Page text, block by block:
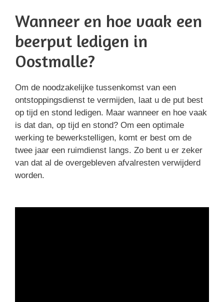
Wanneer en hoe vaak een
beerput ledigen in
Oostmalle?
Om de noodzakelijke tussenkomst van een
ontstoppingsdienst te vermijden, laat u de put best
op tijd en stond ledigen. Maar wanneer en hoe vaak
is dat dan, op tijd en stond? Om een optimale
werking te bewerkstelligen, komt er best om de
twee jaar een ruimdienst langs. Zo bent u er zeker
van dat al de overgebleven afvalresten verwijderd
worden.